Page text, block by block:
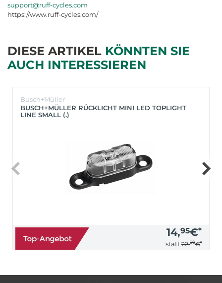
support@ruff-cycles.com
https://www.ruff-cycles.com/
DIESE ARTIKEL KÖNNTEN SIE
AUCH INTERESSIEREN
Busch+Müller
BUSCH+MÜLLER RÜCKLICHT MINI LED TOPLIGHT
LINE SMALL (.)
14,95€*
statt 22,90€*